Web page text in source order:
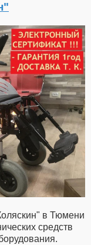
в Тюмени
средств